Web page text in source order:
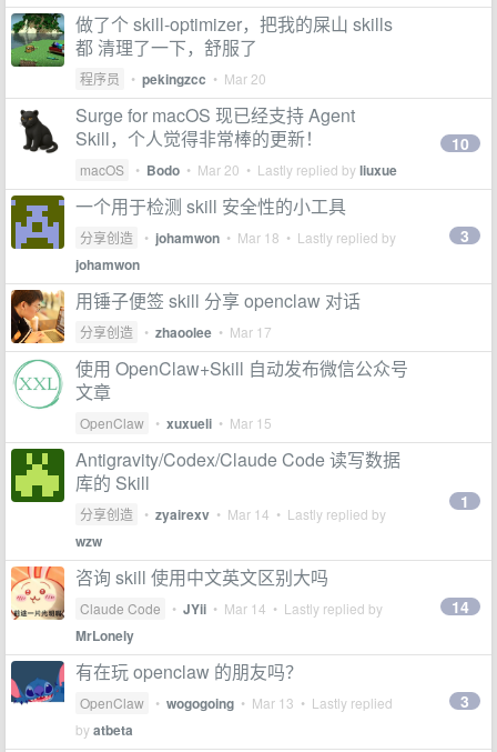
做了个 skill-optimizer，把我的屎山 skills
都 清理了一下，舒服了
程序员 • pekingzcc • Mar 20
Surge for macOS 现已经支持 Agent
Skill，个人觉得非常棒的更新！
macOS • Bodo • Mar 20 • Lastly replied byliuxue
10
一个用于检测 skill 安全性的小工具
分享创造 • johamwon • Mar 18 • Lastly replied by
johamwon
3
用锤子便签 skill 分享 openclaw 对话
分享创造 • zhaoolee • Mar 17
使用 OpenClaw+Skill 自动发布微信公众号
文章
OpenClaw • xuxueli • Mar 15
Antigravity/Codex/Claude Code 读写数据
库的 Skill
分享创造 • zyairexv • Mar 14 • Lastly replied by
wzw
1
咨询 skill 使用中文英文区别大吗
Claude Code • JYii • Mar 14 • Lastly replied by
MrLonely
14
有在玩 openclaw 的朋友吗？
OpenClaw • wogogoing • Mar 13 • Lastly replied
byatbeta
3